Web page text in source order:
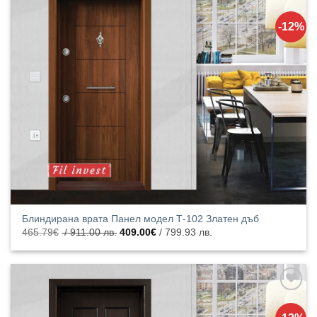
-12%
Добавяне
към
списъка с
харесани
продукти
Блиндирана врата Панел модел Т-102 Златен дъб
465.79€ / 911.00 лв. Original
was:
911.00
лв..
409.00€ / 799.93 лв.
е:
/
799.93
лв..
Добавяне
към